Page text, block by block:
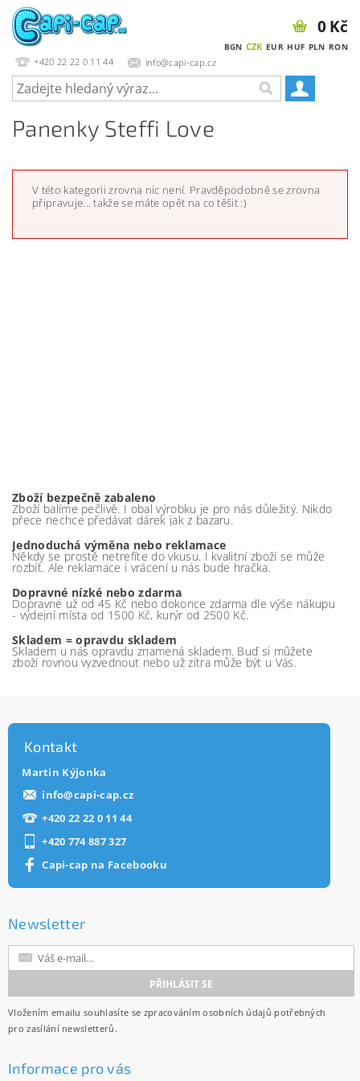
+420 22 22 0 11 44 info@capi-cap.cz
BGN CZK EUR HUF PLN RON
0 Kč
Panenky Steffi Love
V této kategorii zrovna nic není. Pravděpodobně se zrovna
připravuje... takže se máte opět na co těšit :)
Zboží bezpečně zabaleno
Zboží balíme pečlivě. I obal výrobku je pro nás důležitý. Nikdo
přece nechce předávat dárek jak z bazaru.
Jednoduchá výměna nebo reklamace
Někdy se prostě netrefíte do vkusu. I kvalitní zboží se může
rozbít. Ale reklamace i vrácení u nás bude hračka.
Dopravné nízké nebo zdarma
Dopravné už od 45 Kč nebo dokonce zdarma dle výše nákupu
- výdejní místa od 1500 Kč, kurýr od 2500 Kč.
Skladem = opravdu skladem
Skladem u nás opravdu znamená skladem. Buď si můžete
zboží rovnou vyzvednout nebo už zítra může být u Vás.
Kontakt
Martin Kýjonka
info@capi-cap.cz
+420 22 22 0 11 44
+420 774 887 327
Capi-cap na Facebooku
Newsletter
Vložením emailu souhlasíte se zpracováním osobních údajů potřebných
pro zasílání newsletterů.
Informace pro vás